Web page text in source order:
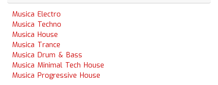
Musica Electro
Musica Techno
Musica House
Musica Trance
Musica Drum & Bass
Musica Minimal Tech House
Musica Progressive House